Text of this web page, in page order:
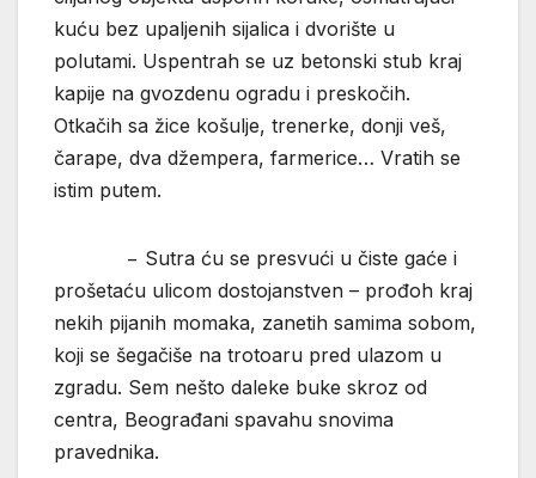
kuću bez upaljenih sijalica i dvorište u
polutami. Uspentrah se uz betonski stub kraj
kapije na gvozdenu ogradu i preskočih.
Otkačih sa žice košulje, trenerke, donji veš,
čarape, dva džempera, farmerice… Vratih se
istim putem.
− Sutra ću se presvući u čiste gaće i
prošetaću ulicom dostojanstven – prođoh kraj
nekih pijanih momaka, zanetih samima sobom,
koji se šegačiše na trotoaru pred ulazom u
zgradu. Sem nešto daleke buke skroz od
centra, Beograđani spavahu snovima
pravednika.